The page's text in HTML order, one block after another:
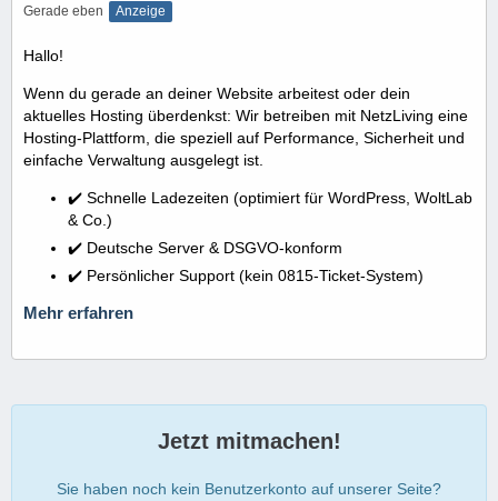
Gerade eben Anzeige
Hallo!
Wenn du gerade an deiner Website arbeitest oder dein
aktuelles Hosting überdenkst: Wir betreiben mit NetzLiving eine
Hosting-Plattform, die speziell auf Performance, Sicherheit und
einfache Verwaltung ausgelegt ist.
✔️ Schnelle Ladezeiten (optimiert für WordPress, WoltLab
& Co.)
✔️ Deutsche Server & DSGVO-konform
✔️ Persönlicher Support (kein 0815-Ticket-System)
Mehr erfahren
Jetzt mitmachen!
Sie haben noch kein Benutzerkonto auf unserer Seite?